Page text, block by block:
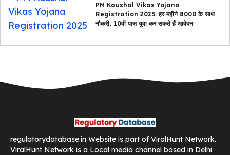
PM Kaushal Vikas Yojana
Registration 2025: हर महीने ₹8000 के साथ
नौकरी, 10वीं पास युवा कर सकते हैं आवेदन
regulatorydatabase.in Website is part of ViralHunt Network.
ViralHunt Network is a Local media channel based in Delhi